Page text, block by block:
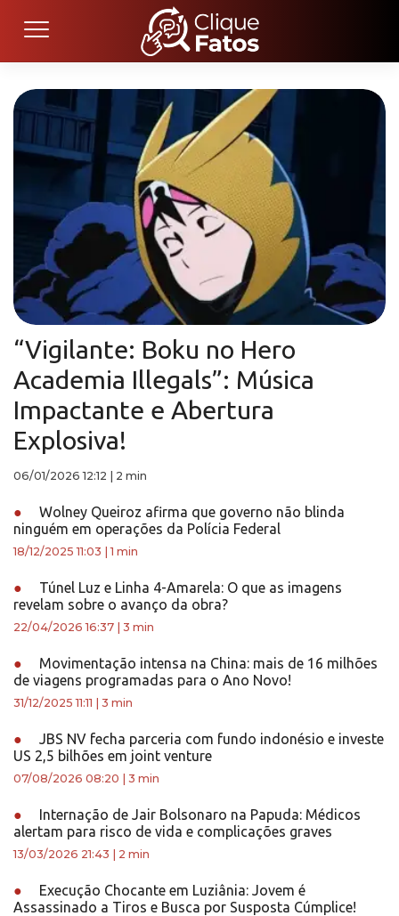
“Vigilante: Boku no Hero
Academia Illegals”: Música
Impactante e Abertura
Explosiva!
06/01/2026 12:12 2 min
●
Wolney Queiroz afirma que governo não blinda
ninguém em operações da Polícia Federal
18/12/2025 11:03 |1 min
●
Túnel Luz e Linha 4-Amarela: O que as imagens
revelam sobre o avanço da obra?
22/04/2026 16:37 3 min
●
Movimentação intensa na China: mais de 16 milhões
de viagens programadas para o Ano Novo!
31/12/2025 11:11 3 min
●
JBS NV fecha parceria com fundo indonésio e investe
US 2,5 bilhões em joint venture
07/08/2026 08:20 3 min
●
Internação de Jair Bolsonaro na Papuda: Médicos
alertam para risco de vida e complicações graves
13/03/2026 21:43 2 min
●
Execução Chocante em Luziânia: Jovem é
Assassinado a Tiros e Busca por Susposta Cúmplice!